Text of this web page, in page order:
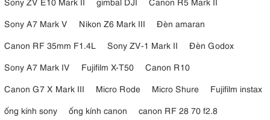
Sony A7 Mark V
Nikon Z6 Mark III
Đèn amaran
Canon RF 35mm F1.4L
Sony ZV-1 Mark II
Đèn Godox
Sony A7 Mark IV
Fujifilm X-T50
Canon R10
Canon G7 X Mark III
Micro Rode Micro Shure
Fujifilm instax
ống kính sony
ống kính canon
canon RF 28 70 f2.8